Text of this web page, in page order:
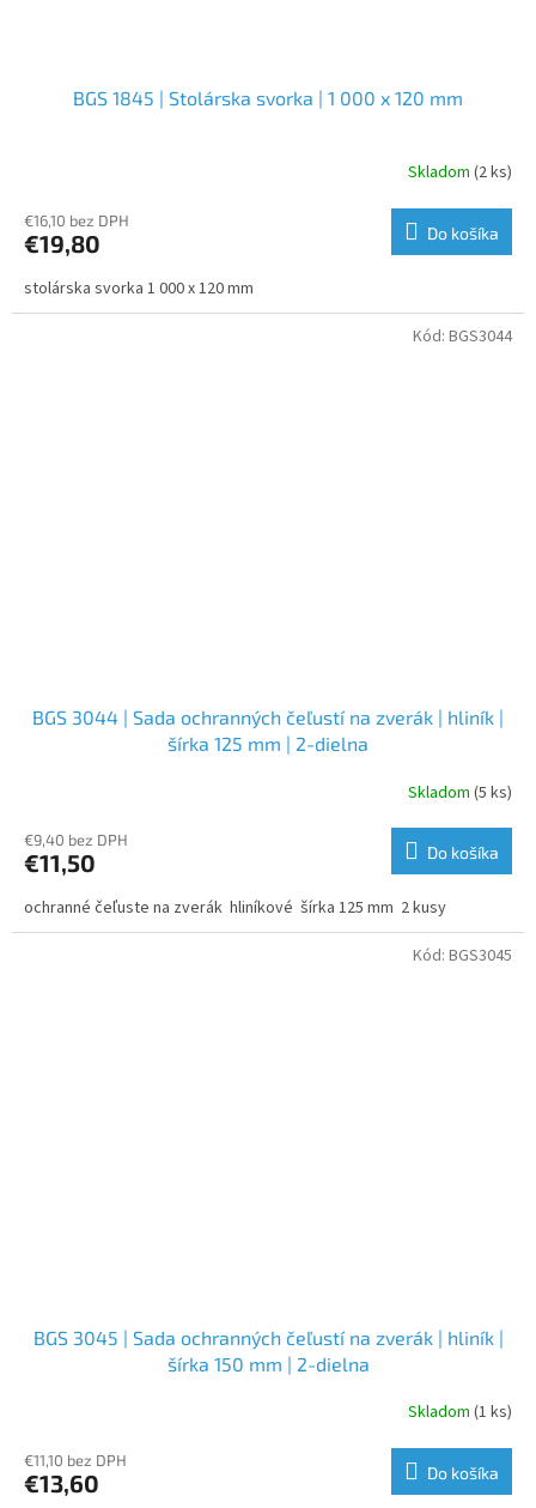
BGS 1845 | Stolárska svorka | 1 000 x 120 mm
Skladom (2 ks)
€16,10 bez DPH
€19,80 Do košíka
stolárska svorka 1 000 x 120 mm
BGS 3044 | Sada ochranných čeľustí na zverák | hliník |
šírka 125 mm | 2-dielna
Skladom (5 ks)
€9,40 bez DPH
€11,50 Do košíka
ochranné čeľuste na zverák hliníkové šírka 125 mm 2 kusy
Kód: BGS3044
BGS 3045 | Sada ochranných čeľustí na zverák | hliník |
šírka 150 mm | 2-dielna
Skladom (1 ks)
€11,10 bez DPH
€13,60 Do košíka
Kód: BGS3045